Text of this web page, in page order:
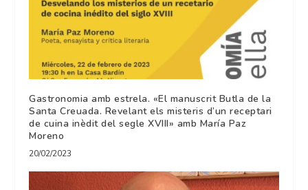
Gastronomia amb estrela. «El manuscrit Butla de la
Santa Creuada. Revelant els misteris d’un receptari
de cuina inèdit del segle XVIII» amb María Paz
Moreno
20/02/2023